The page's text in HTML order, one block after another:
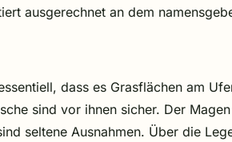
ausgerechnet an dem
dass es Grasflächen am
sind vor ihnen sicher. Der
seltene Ausnahmen. Über die